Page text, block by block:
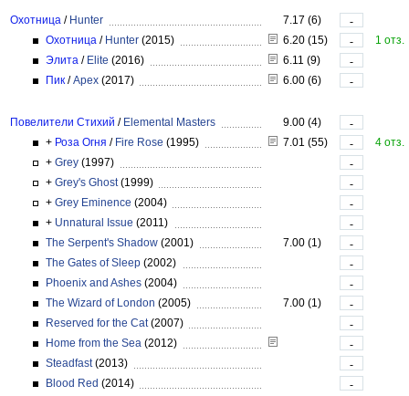
Охотница / Hunter 7.17 (6)
-
Охотница / Hunter (2015) 6.20 (15) -
1 отз.
Элита / Elite (2016) 6.11 (9)
-
Пик /Apex (2017) 6.00 (6) -
Повелители Стихий / Elemental Masters 9.00 (4)
-
+ Роза Огня / Fire Rose (1995) 7.01 (55) -
4 отз.
+ Grey (1997)
-
+ Grey's Ghost(1999)
-
+ Grey Eminence (2004)
-
+ Unnatural Issue (2011)
-
The Serpent's Shadow (2001) 7.00 (1)
-
The Gates of Sleep (2002)
-
Phoenix and Ashes (2004)
-
The Wizard of London (2005) 7.00 (1)
-
Reserved for the Cat(2007)
-
Home from the Sea (2012)
-
Steadfast(2013)
-
Blood Red (2014)
-